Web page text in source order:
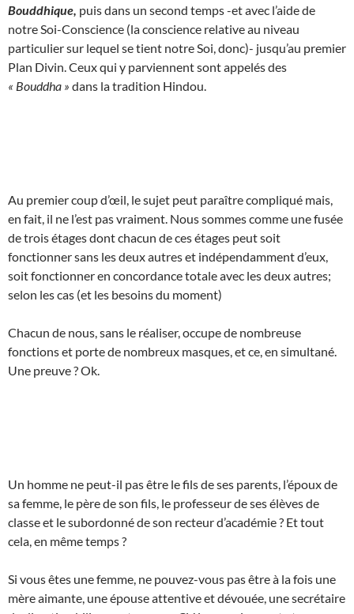
Bouddhique, puis dans un second temps -et avec l’aide de
notre Soi-Conscience (la conscience relative au niveau
particulier sur lequel se tient notre Soi, donc)- jusqu’au premier
Plan Divin. Ceux qui y parviennent sont appelés des
« Bouddha » dans la tradition Hindou.
Au premier coup d’œil, le sujet peut paraître compliqué mais,
en fait, il ne l’est pas vraiment. Nous sommes comme une fusée
de trois étages dont chacun de ces étages peut soit
fonctionner sans les deux autres et indépendamment d’eux,
soit fonctionner en concordance totale avec les deux autres;
selon les cas (et les besoins du moment)
Chacun de nous, sans le réaliser, occupe de nombreuse
fonctions et porte de nombreux masques, et ce, en simultané.
Une preuve ? Ok.
Un homme ne peut-il pas être le fils de ses parents, l’époux de
sa femme, le père de son fils, le professeur de ses élèves de
classe et le subordonné de son recteur d’académie ? Et tout
cela, en même temps ?
Si vous êtes une femme, ne pouvez-vous pas être à la fois une
mère aimante, une épouse attentive et dévouée, une secrétaire